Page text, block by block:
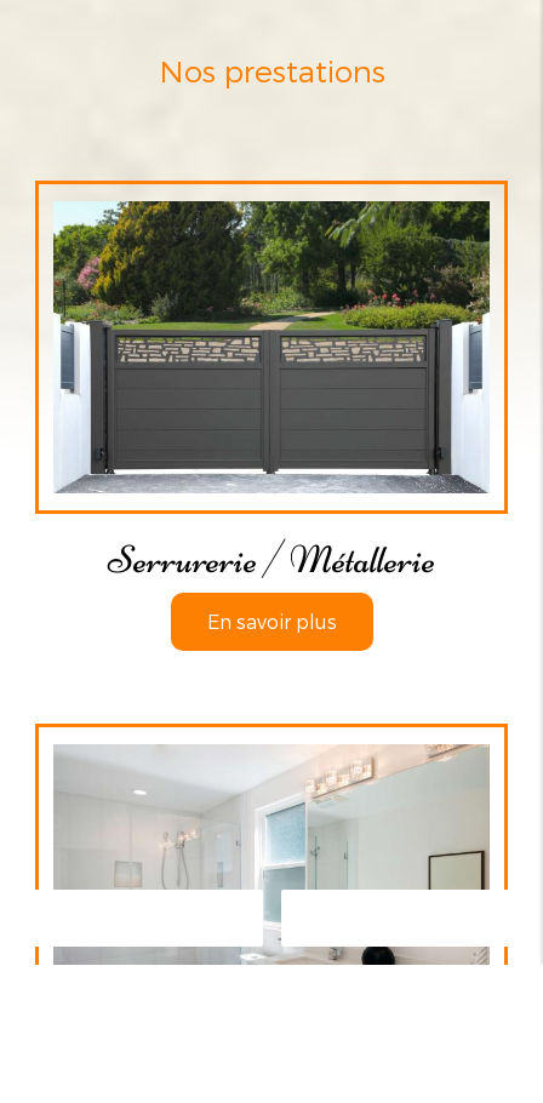
Nos prestations
Serrurerie / Métallerie
En savoir plus